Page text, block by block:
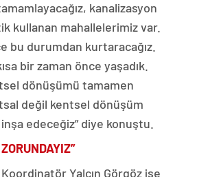
kanalizasyon
kullanan mahallelerimiz var.
bu durumdan kurtaracağız.
bir zaman önce yaşadık.
dönüşümü tamamen
değil kentsel dönüşüm
edeceğiz” diye konuştu.
Yalçın Görgöz ise